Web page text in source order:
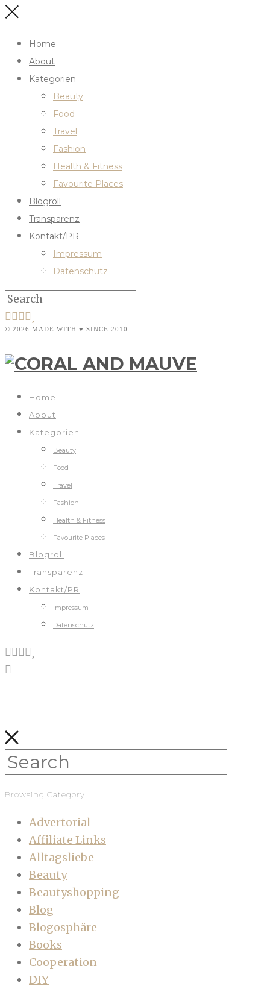
Home
About
Kategorien
Beauty
Food
Travel
Fashion
Health & Fitness
Favourite Places
Blogroll
Transparenz
Kontakt/PR
Impressum
Datenschutz
© 2026 MADE WITH ♥ SINCE 2010
Home
About
Kategorien
Beauty
Food
Travel
Fashion
Health & Fitness
Favourite Places
Blogroll
Transparenz
Kontakt/PR
Impressum
Datenschutz
Browsing Category
Advertorial
Affiliate Links
Alltagsliebe
Beauty
Beautyshopping
Blog
Blogosphäre
Books
Cooperation
DIY